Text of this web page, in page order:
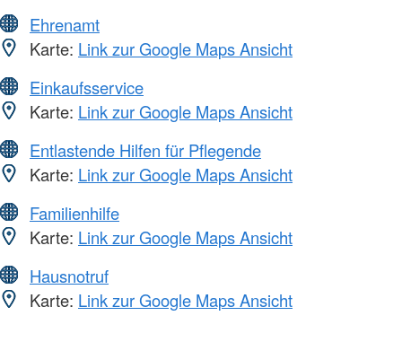
Ehrenamt
Karte: Link zur Google Maps Ansicht
Einkaufsservice
Karte: Link zur Google Maps Ansicht
Entlastende Hilfen für Pflegende
Karte: Link zur Google Maps Ansicht
Familienhilfe
Karte: Link zur Google Maps Ansicht
Hausnotruf
Karte: Link zur Google Maps Ansicht